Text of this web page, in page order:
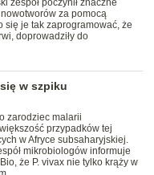
zespół poczynił znaczne
za pomocą
się je tak zaprogramować, że
doprowadziły do
w szpiku
zarodziec malarii
przypadków tej
w Afryce subsaharyjskiej.
mikrobiologów informuje
że P. vivax nie tylko krąży w